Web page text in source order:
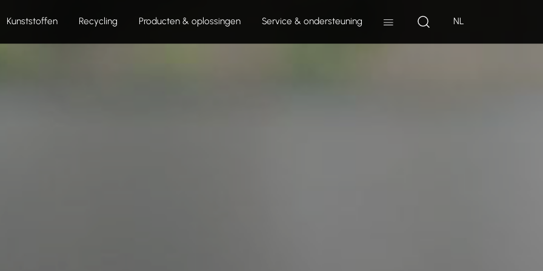
Kunststoffen Recycling Producten & oplossingen Service & ondersteuning NL